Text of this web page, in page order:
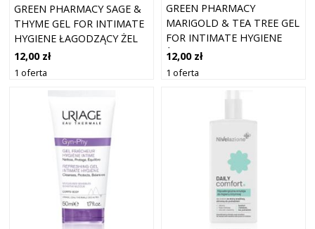
GREEN PHARMACY SAGE &
THYME GEL FOR INTIMATE
HYGIENE ŁAGODZĄCY ŻEL
DO HIGIENY INTYMNEJ 370
ML
12,00 zł
1 oferta
GREEN PHARMACY
MARIGOLD & TEA TREE GEL
FOR INTIMATE HYGIENE
ŻEL DO HIGIENY INTYMNEJ
370 ML
12,00 zł
1 oferta